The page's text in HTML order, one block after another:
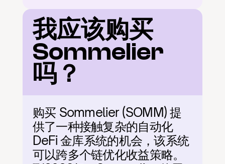
我应该购买
Sommelier
吗？
购买 Sommelier (SOMM) 提
供了一种接触复杂的自动化
DeFi 金库系统的机会，该系统
可以跨多个链优化收益策略。